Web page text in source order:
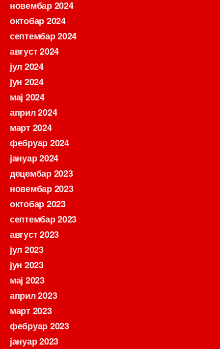
новембар 2024
октобар 2024
септембар 2024
август 2024
јул 2024
јун 2024
мај 2024
април 2024
март 2024
фебруар 2024
јануар 2024
децембар 2023
новембар 2023
октобар 2023
септембар 2023
август 2023
јул 2023
јун 2023
мај 2023
април 2023
март 2023
фебруар 2023
јануар 2023